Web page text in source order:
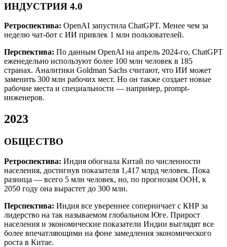
ИНДУСТРИЯ 4.0
Ретроспектива: OpenAI запустила ChatGPT. Менее чем за
неделю чат-бот с ИИ привлек 1 млн пользователей.
Перспектива: По данным OpenAI на апрель 2024-го, ChatGPT
еженедельно используют более 100 млн человек в 185
странах. Аналитики Goldman Sachs считают, что ИИ может
заменить 300 млн рабочих мест. Но он также создает новые
рабочие места и специальности — например, prompt-
инженеров.
2023
ОБЩЕСТВО
Ретроспектива: Индия обогнала Китай по численности
населения, достигнув показателя 1,417 млрд человек. Пока
разница — всего 5 млн человек, но, по прогнозам ООН, к
2050 году она вырастет до 300 млн.
Перспектива: Индия все увереннее соперничает с КНР за
лидерство на так называемом глобальном Юге. Прирост
населения и экономические показатели Индии выглядят все
более впечатляющими на фоне замедления экономического
роста в Китае.